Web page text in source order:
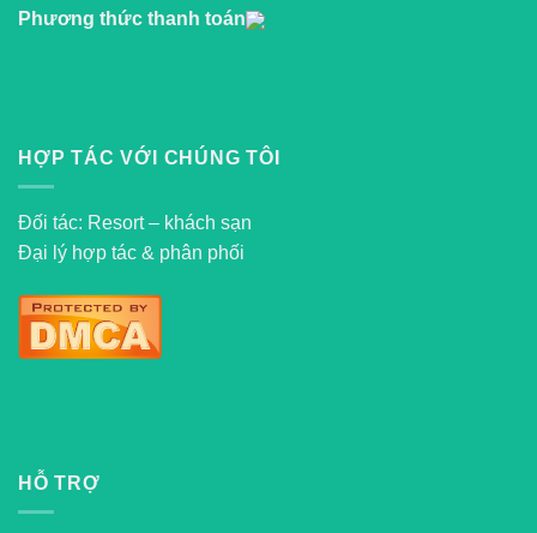
Phương thức thanh toán
HỢP TÁC VỚI CHÚNG TÔI
Đối tác: Resort – khách sạn
Đại lý hợp tác & phân phối
HỖ TRỢ